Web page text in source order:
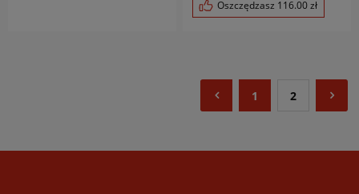
Oszczędzasz 116.00zł
1 2